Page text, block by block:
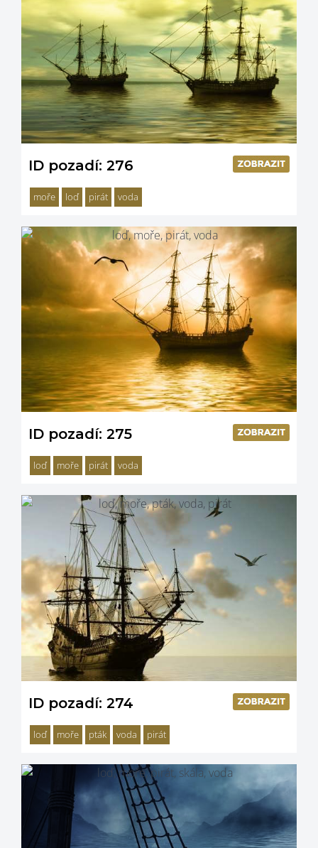
ID pozadí: 276
moře loď pirát voda
ID pozadí: 275
loď moře pirát voda
ID pozadí: 274
loď moře pták voda pirát